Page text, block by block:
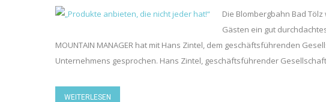
Die Blombergbahn Bad
Gästen ein gut
MOUNTAIN MANAGER hat mit Hans Zintel, dem geschäftsführenden
Unternehmens gesprochen. Hans Zintel, geschäftsführender
WEITERLESEN